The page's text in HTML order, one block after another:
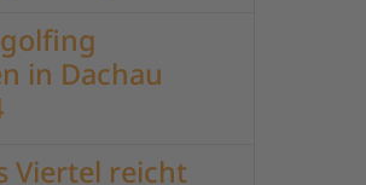
in Dachau
Viertel reicht